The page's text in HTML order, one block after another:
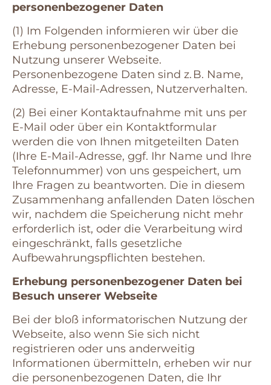
personenbezogener Daten
(1) Im Folgenden informieren wir über die
Erhebung personenbezogener Daten bei
Nutzung unserer Webseite.
Personenbezogene Daten sind z. B. Name,
Adresse, E-Mail-Adressen, Nutzerverhalten.
(2) Bei einer Kontaktaufnahme mit uns per
E-Mail oder über ein Kontaktformular
werden die von Ihnen mitgeteilten Daten
(Ihre E-Mail-Adresse, ggf. Ihr Name und Ihre
Telefonnummer) von uns gespeichert, um
Ihre Fragen zu beantworten. Die in diesem
Zusammenhang anfallenden Daten löschen
wir, nachdem die Speicherung nicht mehr
erforderlich ist, oder die Verarbeitung wird
eingeschränkt, falls gesetzliche
Aufbewahrungspflichten bestehen.
Erhebung personenbezogener Daten bei
Besuch unserer Webseite
Bei der bloß informatorischen Nutzung der
Webseite, also wenn Sie sich nicht
registrieren oder uns anderweitig
Informationen übermitteln, erheben wir nur
die personenbezogenen Daten, die Ihr